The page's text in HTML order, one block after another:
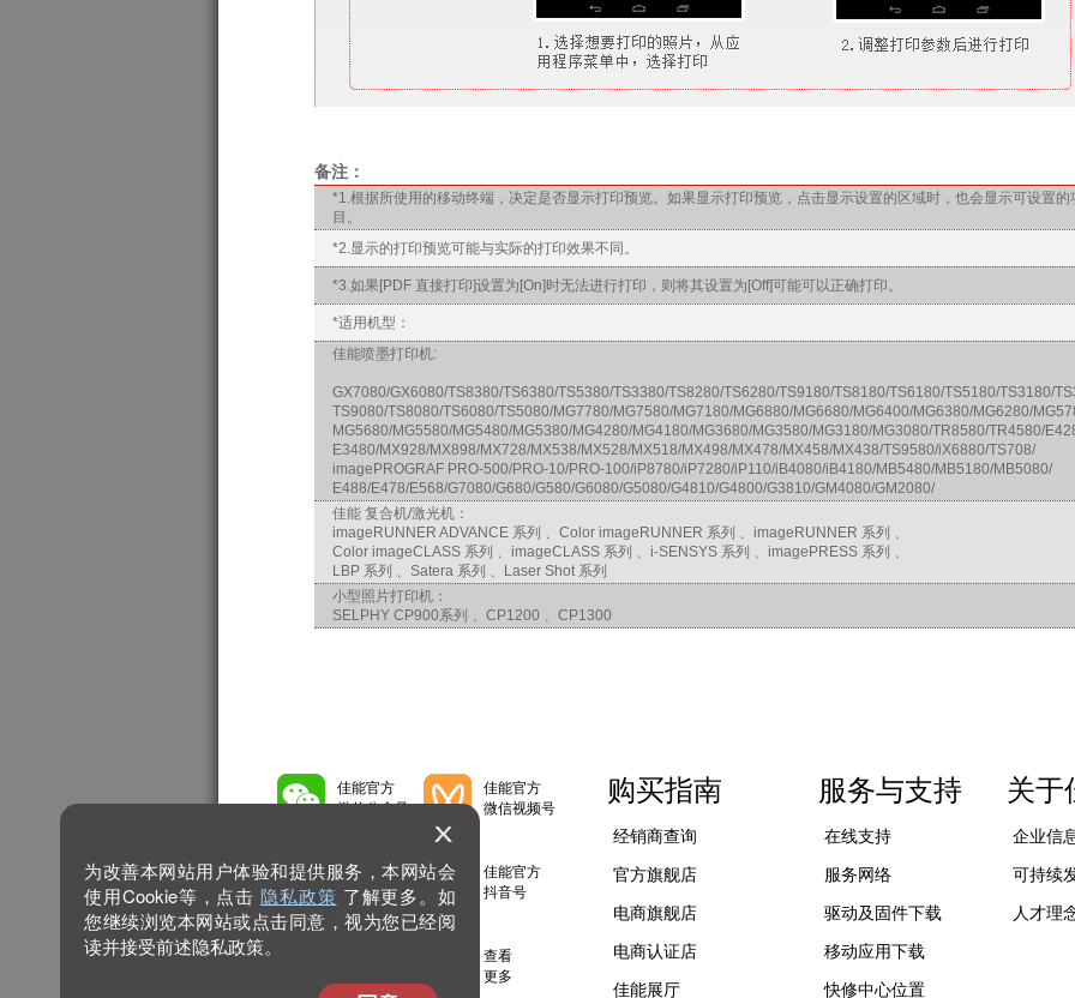
为改善本网站用户体验和提供服务，本网站会
使用Cookie等，点击 隐私政策 了解更多。如
您继续浏览本网站或点击同意，视为您已经阅
读并接受前述隐私政策。
备注：
*1.根据所使用的移动终端，决定是否显示打印预览。如果显示打印预览，点击显示设置的区域时，也会显示可设置的
目。
*2.显示的打印预览可能与实际的打印效果不同。
*3.如果[PDF 直接打印]设置为[On]时无法进行打印，则将其设置为[Off]可能可以正确打印。
*适用机型：
佳能喷墨打印机:
GX7080/GX6080/TS8380/TS6380/TS5380/TS3380/TS8280/TS6280/TS9180/TS8180/TS6180/TS5180/TS3180/
TS9080/TS8080/TS6080/TS5080/MG7780/MG7580/MG7180/MG6880/MG6680/MG6400/MG6380/MG6280/
MG5680/MG5580/MG5480/MG5380/MG4280/MG4180/MG3680/MG3580/MG3180/MG3080/TR8580/TR4580/
E3480/MX928/MX898/MX728/MX538/MX528/MX518/MX498/MX478/MX458/MX438/TS9580/iX6880/TS708/
imagePROGRAF PRO-500/PRO-10/PRO-100/iP8780/iP7280/iP110/iB4080/iB4180/MB5480/MB5180/MB5080/
E488/E478/E568/G7080/G680/G580/G6080/G5080/G4810/G4800/G3810/GM4080/GM2080/
佳能 复合机/激光机：
imageRUNNER ADVANCE 系列 、Color imageRUNNER 系列 、imageRUNNER 系列 、
Color imageCLASS 系列 、imageCLASS 系列 、i-SENSYS 系列 、imagePRESS 系列 、
LBP 系列 、Satera 系列 、Laser Shot 系列
小型照片打印机：
SELPHY CP900系列 、CP1200 、CP1300
佳能官方
微信公众号
佳能官方
微信视频号
佳能官方
微博号
佳能官方
抖音号
查看
更多
购买指南
经销商查询
官方旗舰店
电商旗舰店
电商认证店
佳能展厅
服务与支持
在线支持
服务网络
驱动及固件下载
移动应用下载
快修中心位置
关于
企业信
可持续
人才理